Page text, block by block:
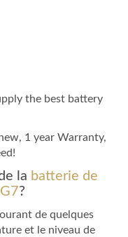
the best battery
1 year Warranty,
la batterie de
?
de quelques
et le niveau de